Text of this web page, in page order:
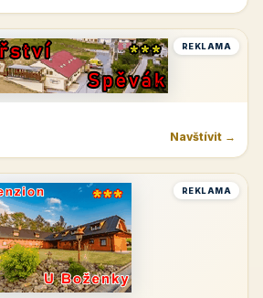
REKLAMA
Navštívit →
REKLAMA